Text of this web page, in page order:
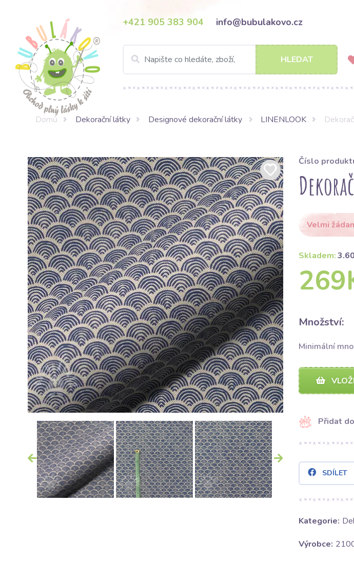
+421 905 383 904 info@bubulakovo.cz
HLEDAT
Domů Dekorační látky Designové dekorační látky LINENLOOK
Číslo
Velmi
Skladem:
Množství:
Minimální
Přidat
SDÍLET
Kategorie:
Výrobce: